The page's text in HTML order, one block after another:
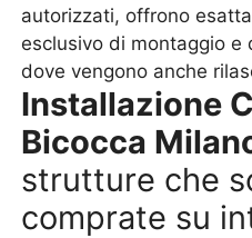
autorizzati, offrono
esclusivo di montaggio
dove vengono anche
Installazione
Bicocca
strutture che
comprate su